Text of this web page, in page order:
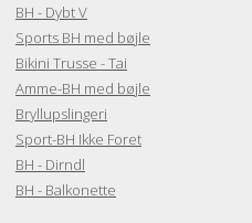
BH - Dybt V
Sports BH med bøjle
Bikini Trusse - Tai
Amme-BH med bøjle
Bryllupslingeri
Sport-BH Ikke Foret
BH - Dirndl
BH - Balkonette